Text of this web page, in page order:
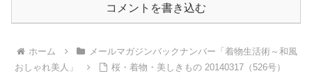
コメントを書き込む
ホーム
メールマガジンバックナンバー「着物生活術～和風
おしゃれ美人」
桜・着物・美しきもの 20140317（526号）